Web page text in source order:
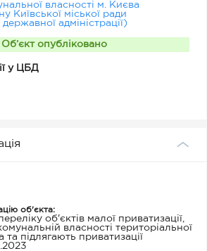
власності м. Києва
Київської міської ради
державної адміністрації)
Об’єкт опубліковано
у ЦБД
об'єкта:
об'єктів малої приватизації,
власності територіальної
та підлягають приватизації